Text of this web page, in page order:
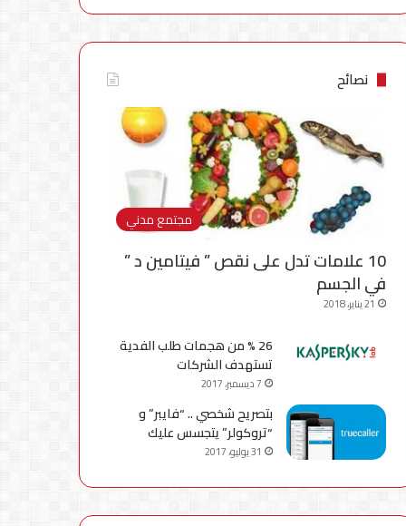
نصائح
مجتمع مدني
10 علامات تدل على نقص ” فيتامين د ”
في الجسم
21 يناير، 2018
26 % من هجمات طلب الفدية
تستهدف الشركات
7 ديسمبر، 2017
بتصريح شخصي .. “فايبر” و
“تروكولر” يتجسس عليك
31 يوليو، 2017